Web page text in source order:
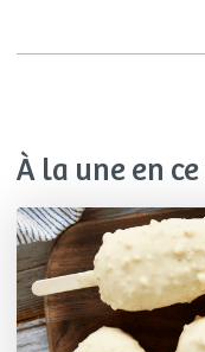
À la une en